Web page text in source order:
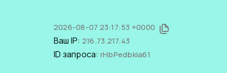
2026-08-07 23:17:53 +0000
Ваш IP: 216.73.217.43
ID запроса: rHbPedbkia61